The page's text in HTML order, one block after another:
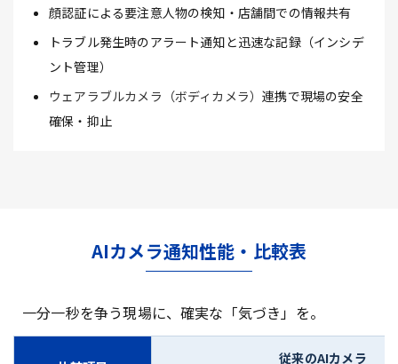
顔認証による要注意人物の検知・店舗間での情報共有
トラブル発生時のアラート通知と迅速な記録（インシデ
ント管理）
ウェアラブルカメラ（ボディカメラ）連携で現場の安全
確保・抑止
AIカメラ通知性能・比較表
一分一秒を争う現場に、確実な「気づき」を。
従来のAIカメラ